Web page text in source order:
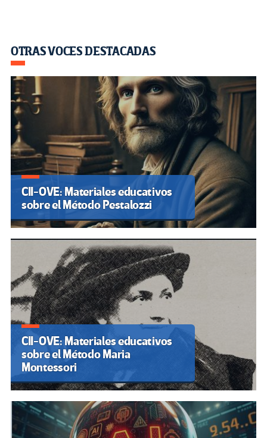
OTRAS VOCES DESTACADAS
CII-OVE: Materiales educativos
sobre el Método Pestalozzi
CII-OVE: Materiales educativos
sobre el Método Maria
Montessori